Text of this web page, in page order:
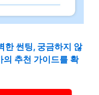
한 썬팅, 궁금하지 않
의 추천 가이드를 확